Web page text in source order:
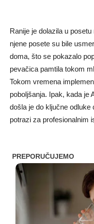
Ranije je dolazila u
njene posete su bile
doma, što se pokazalo
pevačica pamtila tokom
Tokom vremena
poboljšanja. Ipak, kada je
došla je do ključne
potrazi za profesionalnim